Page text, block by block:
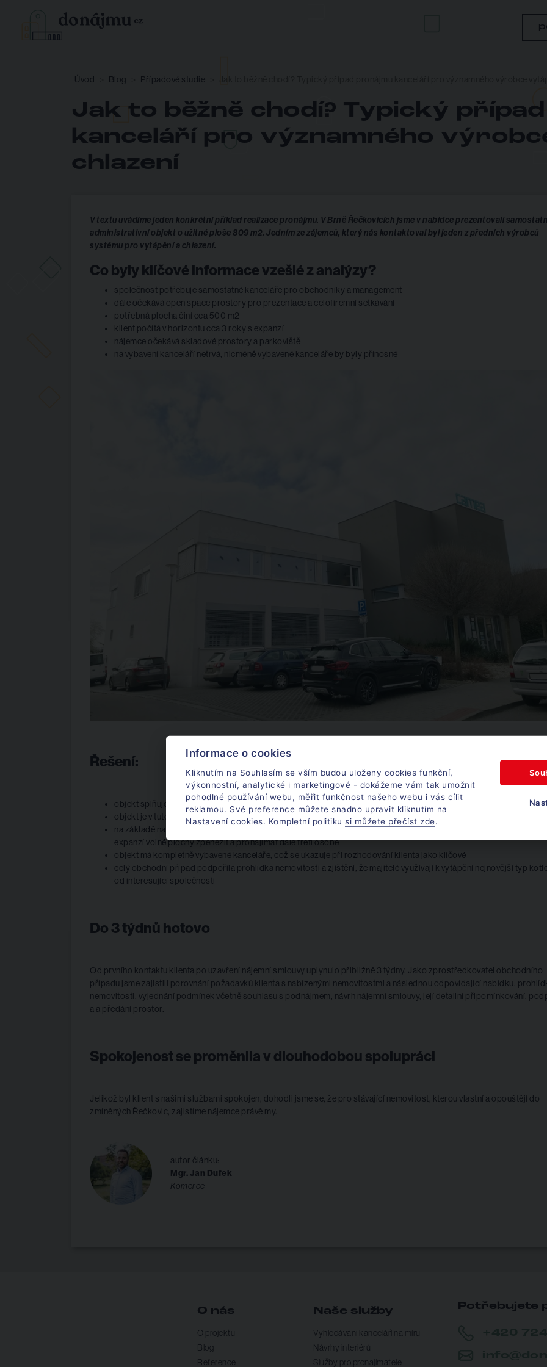
Úvod Blog Případové studie
Jak to běžně chodí? Typický
kanceláří pro významného
chlazení
V textu uvádíme jeden konkrétní příklad realizace pronájmu. V Brně Řečkovicích jsme v nabídce prezentovali
administrativní objekt o užitné ploše 809 m2. Jedním ze zájemců, který nás kontaktoval byl jeden z předních výrobců
systému pro vytápění a chlazení.
Co byly klíčové informace vzešlé z analýzy?
společnost potřebuje samostatné kanceláře pro obchodníky a management
dále očekává open space prostory pro prezentace a celofiremní setkávání
potřebná plocha činí cca 500 m2
klient počítá v horizontu cca 3 roky s expanzí
nájemce očekává skladové prostory a parkoviště
na vybavení kanceláří netrvá, nicméně vybavené kanceláře by byly přínosné
Řešení:
objekt splňuje požadavky klienta z hlediska rozložení, tzn. samostatné kanceláře, open space, sklad, parkování
objekt je v tuto chvíli zbytečně velký 809 m2 vs 500 m2
na základě našeho doporučení je požadován souhlas majitele s podnájmem, aby nájemce mohl v období před
expanzí volné plochy zpeněžit a pronajímat dále třetí osobě
objekt má kompletně vybavené kanceláře, což se ukazuje při rozhodování klienta jako klíčové
celý obchodní případ podpořila prohlídka nemovitosti a zjištění, že majitelé využívají k vytápění nejnovější typ
od interesující společnosti
Do 3 týdnů hotovo
Od prvního kontaktu klienta po uzavření nájemní smlouvy uplynulo přibližně 3 týdny. Jako zprostředkovatel obchodního
případu jsme zajistili porovnání požadavků klienta s nabízenými nemovitostmi a následnou odpovídající nabídku,
nemovitosti, vyjednání podmínek včetně souhlasu s podnájmem, návrh nájemní smlouvy, její detailní připomínkování,
a a předání prostor.
Spokojenost se proměnila v dlouhodobou spolupráci
Jelikož byl klient s našimi službami spokojen, dohodli jsme se, že pro stávající nemovitost, kterou vlastní a opouštějí do
zmíněných Řečkovic, zajistíme nájemce právě my.
autor článku:
Mgr. Jan Dufek
Komerce
O nás
O projektu
Blog
Reference
Naše služby
Vyhledávání kanceláří na míru
Návrhy interiérů
Služby pro pronajímatele
Potřebujete
Informace o cookies
Kliknutím na Souhlasím se vším budou uloženy cookies funkční,
výkonnostní, analytické i marketingové - dokážeme vám tak umožnit
pohodlné používání webu, měřit funkčnost našeho webu i vás cílit
reklamou. Své preference můžete snadno upravit kliknutím na
Nastavení cookies. Kompletní politiku si můžete přečíst zde.